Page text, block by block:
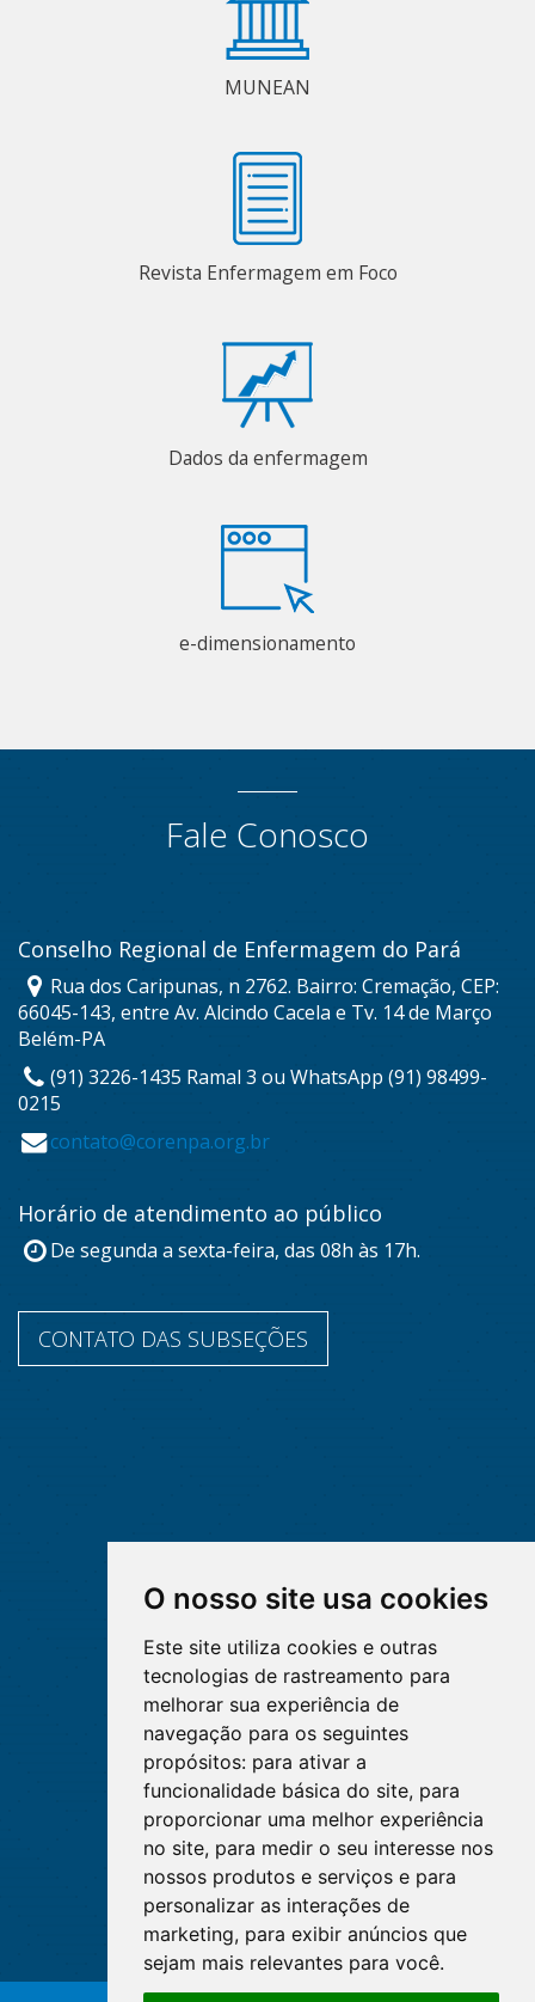
O nosso site usa cookies
Este site utiliza cookies e outras
tecnologias de rastreamento para
melhorar sua experiência de
navegação para os seguintes
propósitos: para ativar a
funcionalidade básica do site, para
proporcionar uma melhor experiência
no site, para medir o seu interesse nos
nossos produtos e serviços e para
personalizar as interações de
marketing, para exibir anúncios que
sejam mais relevantes para você.
MUNEAN
Revista Enfermagem em Foco
Dados da enfermagem
e-dimensionamento
Fale Conosco
Conselho Regional de Enfermagem do Pará
Rua dos Caripunas, n 2762. Bairro: Cremação, CEP:
66045-143, entre Av. Alcindo Cacela e Tv. 14 de Março
Belém-PA
(91) 3226-1435 Ramal 3 ou WhatsApp (91) 98499-
0215
contato@corenpa.org.br
Horário de atendimento ao público
De segunda a sexta-feira, das 08h às 17h.
CONTATO DAS SUBSEÇÕES